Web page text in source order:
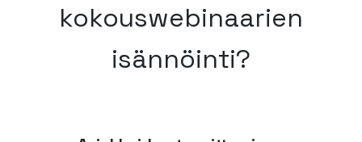
kokouswebinaarien
isännöinti?